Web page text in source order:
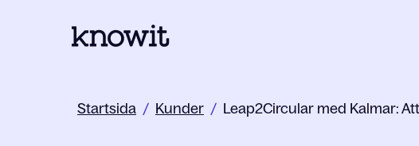
Till startsidan på Knowit
Startsida / Kunder / Leap2Circular med Kalmar: